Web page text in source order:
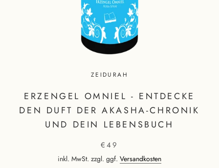
ZEIDURAH
ERZENGEL OMNIEL - ENTDECKE
DEN DUFT DER AKASHA-CHRONIK
UND DEIN LEBENSBUCH
€49
inkl. MwSt. zzgl. ggf. Versandkosten